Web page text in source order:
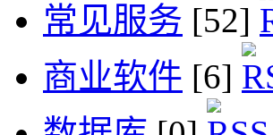
常见服务 [52]
商业软件 [6]